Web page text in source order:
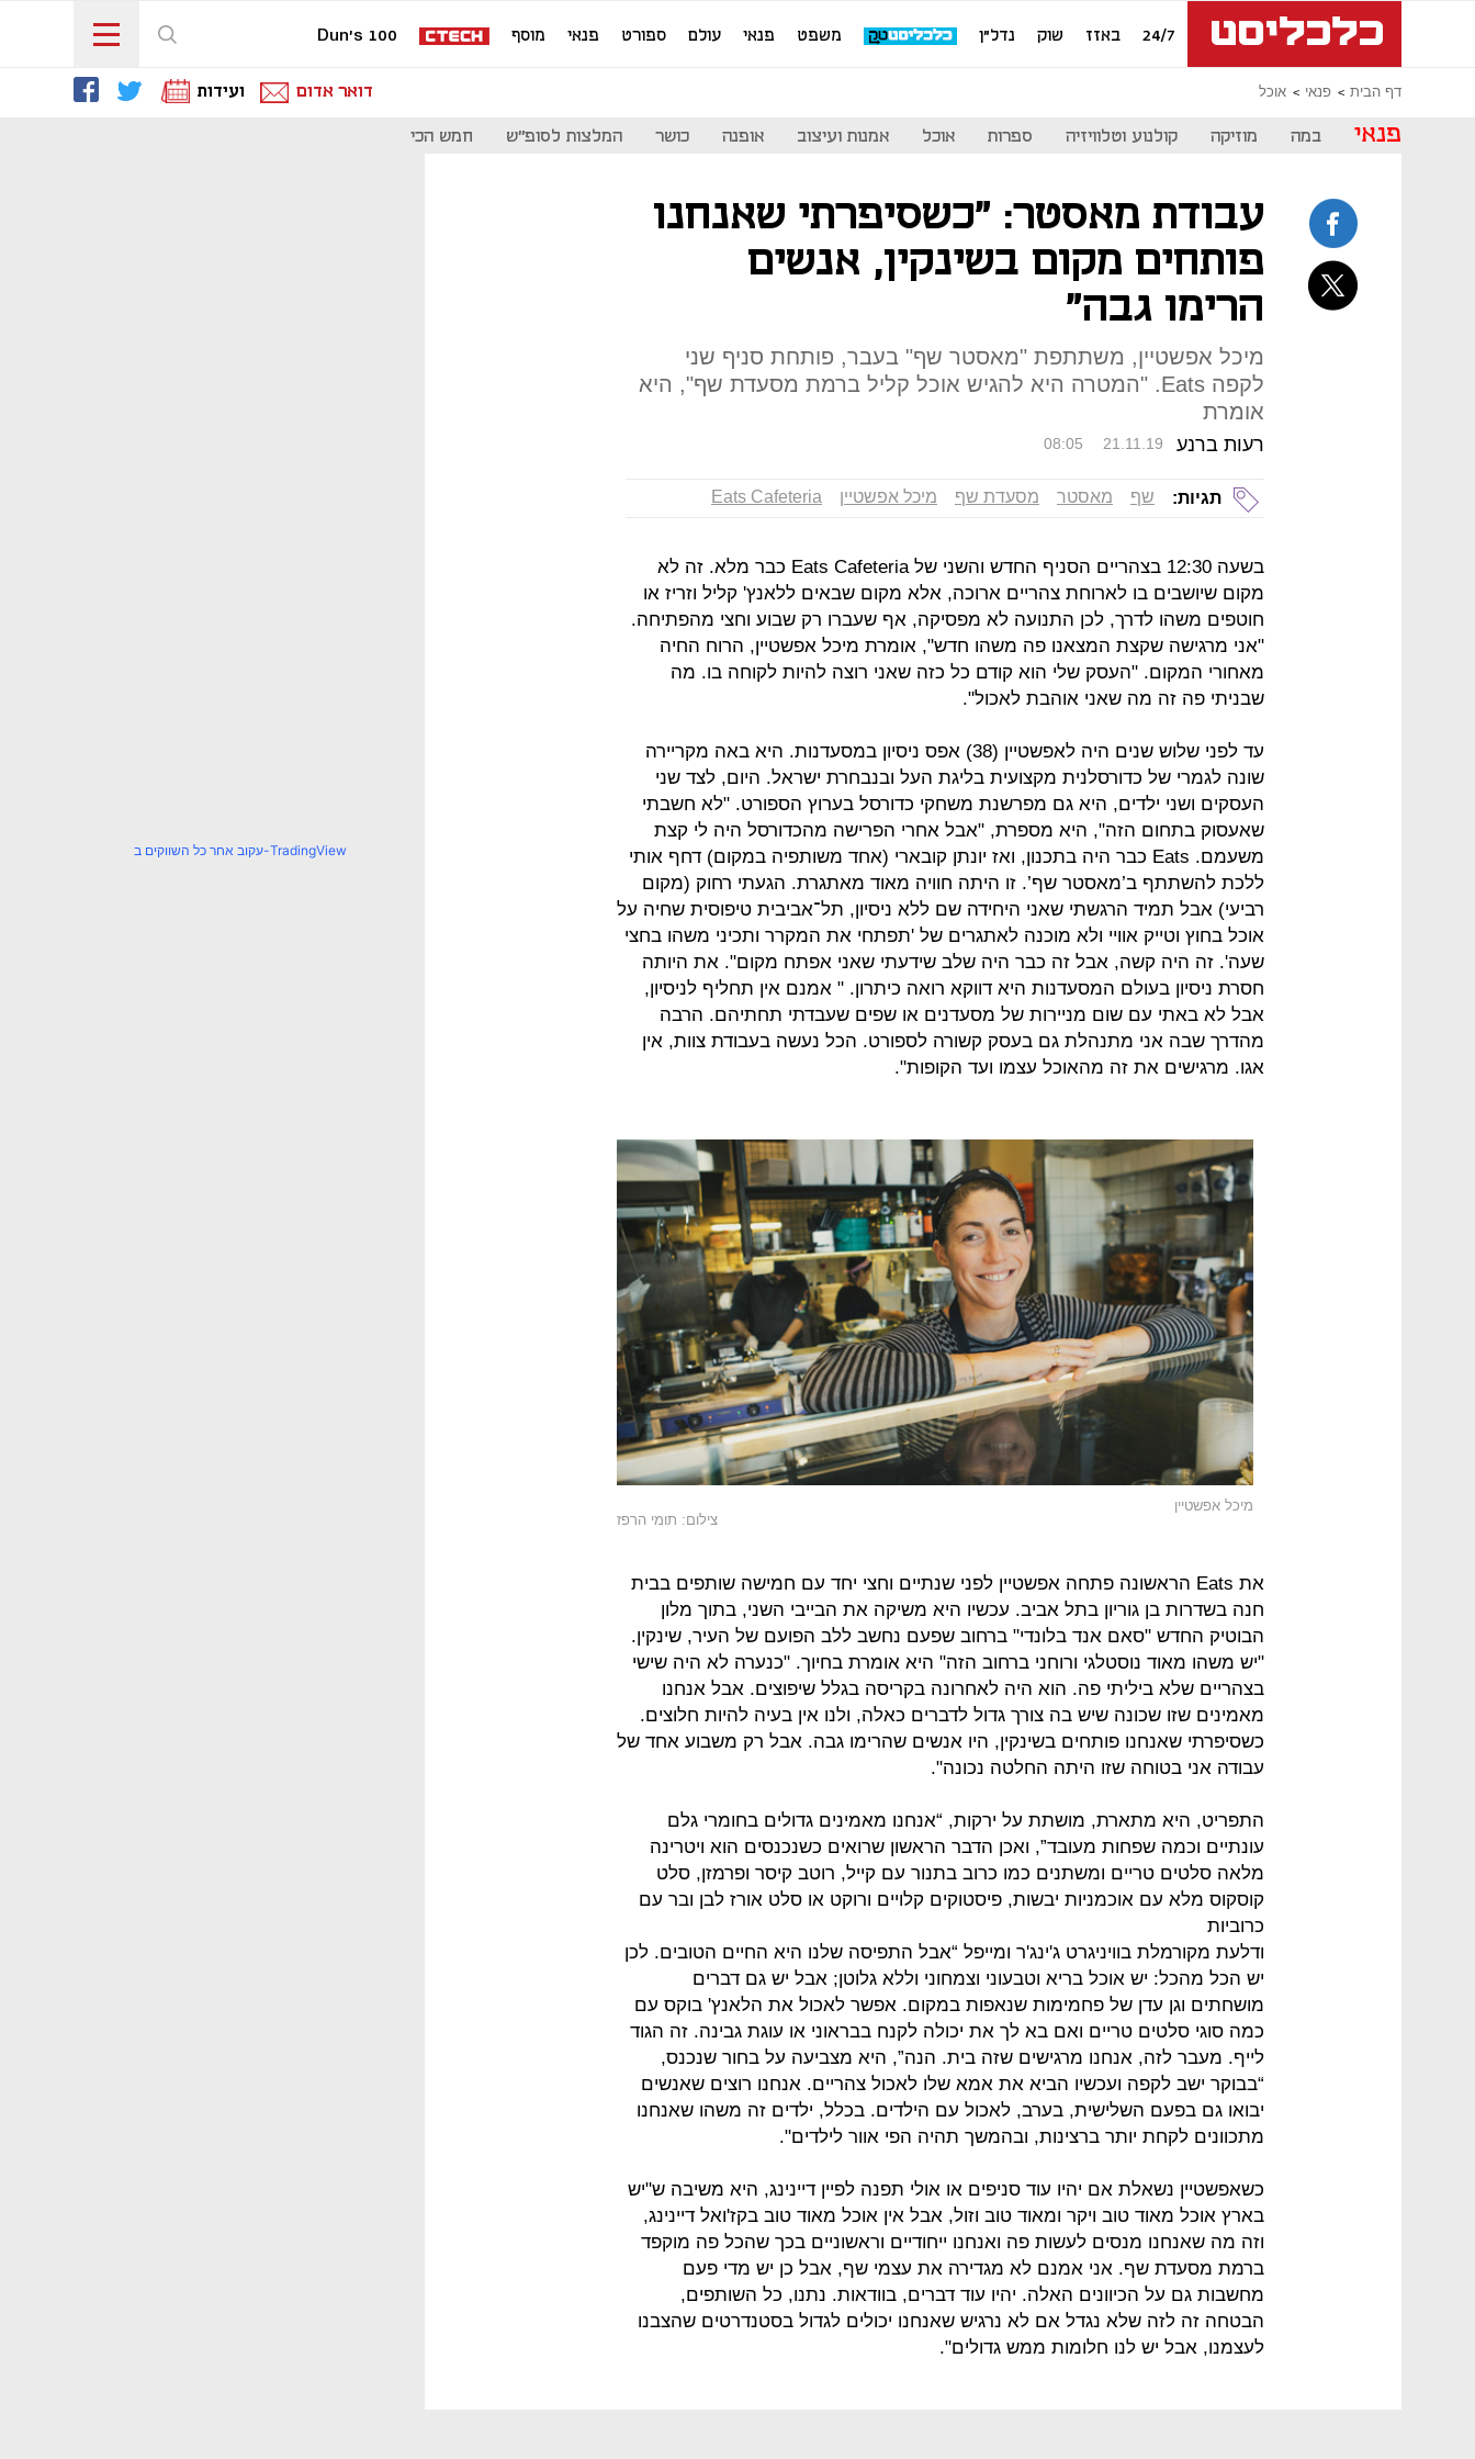
24/7 באזז שוק נדל"ן משפט פנאי עולם ספורט פנאי מוסף Dun's 100
דף הבית פנאי אוכל דואר אדום ועידות
פנאי במה מוזיקה קולנוע וטלוויזיה ספרות אוכל אמנות ועיצוב אופנה כושר המלצות לסופ"ש חמש הכי
עבודת מאסטר: "כשסיפרתי שאנחנו
פותחים מקום בשינקין, אנשים
הרימו גבה"
מיכל אפשטיין, משתתפת "מאסטר שף" בעבר, פותחת סניף שני
לקפה Eats. "המטרה היא להגיש אוכל קליל ברמת מסעדת שף", היא
אומרת
רעות ברנע 08:05 21.11.19
תגיות: שף מאסטר מסעדת שף מיכל אפשטיין Eats Cafeteria
בשעה 12:30 בצהריים הסניף החדש והשני של Eats Cafeteria כבר מלא. זה לא
מקום שיושבים בו לארוחת צהריים ארוכה, אלא מקום שבאים ללאנץ' קליל וזריז או
חוטפים משהו לדרך, לכן התנועה לא מפסיקה, אף שעברו רק שבוע וחצי מהפתיחה.
"אני מרגישה שקצת המצאנו פה משהו חדש", אומרת מיכל אפשטיין, הרוח החיה
מאחורי המקום. "העסק שלי הוא קודם כל כזה שאני רוצה להיות לקוחה בו. מה
שבניתי פה זה מה שאני אוהבת לאכול".
עד לפני שלוש שנים היה לאפשטיין (38) אפס ניסיון במסעדנות. היא באה מקריירה
שונה לגמרי של כדורסלנית מקצועית בליגת העל ובנבחרת ישראל. היום, לצד שני
העסקים ושני ילדים, היא גם מפרשנת משחקי כדורסל בערוץ הספורט. "לא חשבתי
שאעסוק בתחום הזה", היא מספרת, "אבל אחרי הפרישה מהכדורסל היה לי קצת
משעמם. Eats כבר היה בתכנון, ואז יונתן קובארי (אחד משותפיה במקום) דחף אותי
ללכת להשתתף ב’מאסטר שף’. זו היתה חוויה מאוד מאתגרת. הגעתי רחוק (מקום
רביעי) אבל תמיד הרגשתי שאני היחידה שם ללא ניסיון, תל־אביבית טיפוסית שחיה על
אוכל בחוץ וטייק אוויי ולא מוכנה לאתגרים של 'תפתחי את המקרר ותכיני משהו בחצי
שעה'. זה היה קשה, אבל זה כבר היה שלב שידעתי שאני אפתח מקום". את היותה
חסרת ניסיון בעולם המסעדנות היא דווקא רואה כיתרון. " אמנם אין תחליף לניסיון,
אבל לא באתי עם שום מניירות של מסעדנים או שפים שעבדתי תחתיהם. הרבה
מהדרך שבה אני מתנהלת גם בעסק קשורה לספורט. הכל נעשה בעבודת צוות, אין
אגו. מרגישים את זה מהאוכל עצמו ועד הקופות".
מיכל אפשטיין
צילום: תומי הרפז
את Eats הראשונה פתחה אפשטיין לפני שנתיים וחצי יחד עם חמישה שותפים בבית
חנה בשדרות בן גוריון בתל אביב. עכשיו היא משיקה את הבייבי השני, בתוך מלון
הבוטיק החדש "סאם אנד בלונדי" ברחוב שפעם נחשב ללב הפועם של העיר, שינקין.
"יש משהו מאוד נוסטלגי ורוחני ברחוב הזה" היא אומרת בחיוך. "כנערה לא היה שישי
בצהריים שלא ביליתי פה. הוא היה לאחרונה בקריסה בגלל שיפוצים. אבל אנחנו
מאמינים שזו שכונה שיש בה צורך גדול לדברים כאלה, ולנו אין בעיה להיות חלוצים.
כשסיפרתי שאנחנו פותחים בשינקין, היו אנשים שהרימו גבה. אבל רק משבוע אחד של
עבודה אני בטוחה שזו היתה החלטה נכונה".
התפריט, היא מתארת, מושתת על ירקות, “אנחנו מאמינים גדולים בחומרי גלם
עונתיים וכמה שפחות מעובד”, ואכן הדבר הראשון שרואים כשנכנסים הוא ויטרינה
מלאה סלטים טריים ומשתנים כמו כרוב בתנור עם קייל, רוטב קיסר ופרמזן, סלט
קוסקוס מלא עם אוכמניות יבשות, פיסטוקים קלויים ורוקט או סלט אורז לבן ובר עם
כרוביות
ודלעת מקורמלת בוויניגרט ג'ינג'ר ומייפל “אבל התפיסה שלנו היא החיים הטובים. לכן
יש הכל מהכל: יש אוכל בריא וטבעוני וצמחוני וללא גלוטן; אבל יש גם דברים
מושחתים וגן עדן של פחמימות שנאפות במקום. אפשר לאכול את הלאנץ' בוקס עם
כמה סוגי סלטים טריים ואם בא לך את יכולה לקנח בבראוני או עוגת גבינה. זה הגוד
לייף. מעבר לזה, אנחנו מרגישים שזה בית. הנה”, היא מצביעה על בחור שנכנס,
“בבוקר ישב לקפה ועכשיו הביא את אמא שלו לאכול צהריים. אנחנו רוצים שאנשים
יבואו גם בפעם השלישית, בערב, לאכול עם הילדים. בכלל, ילדים זה משהו שאנחנו
מתכוונים לקחת יותר ברצינות, ובהמשך תהיה הפי אוור לילדים".
כשאפשטיין נשאלת אם יהיו עוד סניפים או אולי תפנה לפיין דיינינג, היא משיבה ש"יש
בארץ אוכל מאוד טוב ויקר ומאוד טוב וזול, אבל אין אוכל מאוד טוב בקז'ואל דיינינג,
וזה מה שאנחנו מנסים לעשות פה ואנחנו ייחודיים וראשוניים בכך שהכל פה מוקפד
ברמת מסעדת שף. אני אמנם לא מגדירה את עצמי שף, אבל כן יש מדי פעם
מחשבות גם על הכיוונים האלה. יהיו עוד דברים, בוודאות. נתנו, כל השותפים,
הבטחה זה לזה שלא נגדל אם לא נרגיש שאנחנו יכולים לגדול בסטנדרטים שהצבנו
לעצמנו, אבל יש לנו חלומות ממש גדולים".
עקוב אחר כל השווקים ב-TradingView